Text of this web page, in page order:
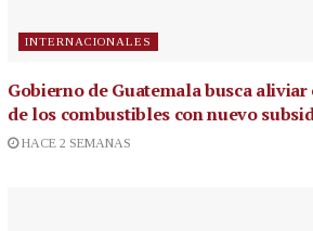
INTERNACIONALES
Gobierno de Guatemala busca aliviar
de los combustibles con nuevo
HACE 2 SEMANAS